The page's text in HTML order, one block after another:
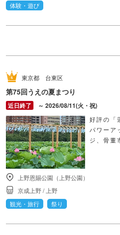
体験・遊び
東京都 台東区
第75回うえの夏まつり
～ 2026/08/11(火・祝)
好評の「
パワーア
ジ、骨董
上野恩賜公園（上野公園）
京成上野/ 上野
観光・旅行
祭り